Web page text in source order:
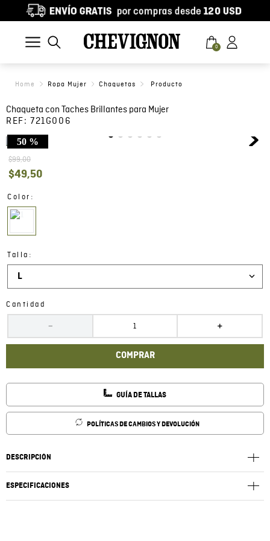
0
Ropa Mujer Chaquetas
Chaqueta con Taches Brillantes para Mujer
REF: 721G006
50 %
$99,00
$49,50
Color :
Talla :
L
Cantidad
＋
－
COMPRAR
GUÍA DE TALLAS
POLÍTICAS DE CAMBIOS Y DEVOLUCIÓN
DESCRIPCIÓN
ESPECIFICACIONES